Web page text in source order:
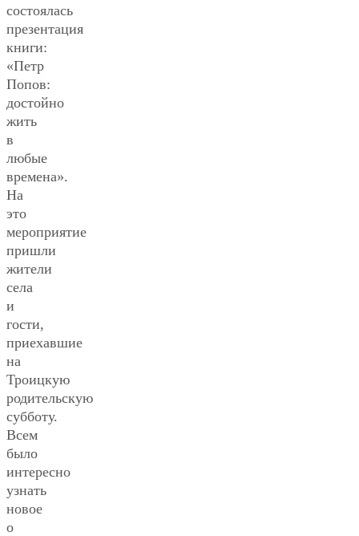
состоялась
презентация
книги:
«Петр
Попов:
достойно
жить
в
любые
времена».
На
это
мероприятие
пришли
жители
села
и
гости,
приехавшие
на
Троицкую
родительскую
субботу.
Всем
было
интересно
узнать
новое
о